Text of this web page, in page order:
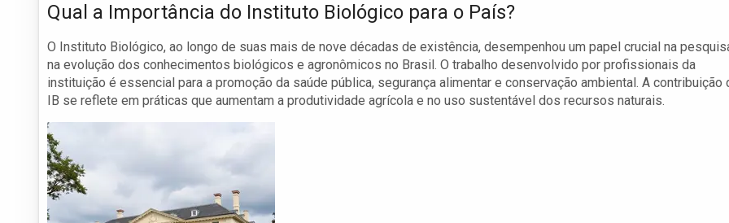
Qual a Importância do Instituto Biológico para o País?
O Instituto Biológico, ao longo de suas mais de nove décadas de existência, desempenhou um papel crucial na
na evolução dos conhecimentos biológicos e agronômicos no Brasil. O trabalho desenvolvido por profissionais da
instituição é essencial para a promoção da saúde pública, segurança alimentar e conservação ambiental. A contribuição
IB se reflete em práticas que aumentam a produtividade agrícola e no uso sustentável dos recursos naturais.